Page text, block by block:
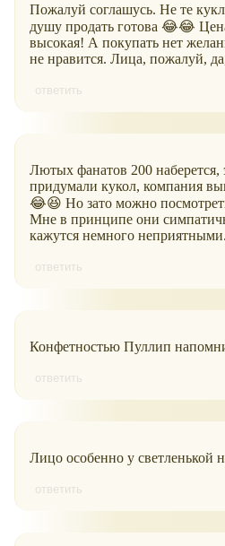
Пожалуй соглашусь. Не те
душу продать готова 😂😂
высокая! А покупать нет
не нравится. Лица, пожалуй,
ответить
Лютых фанатов 200 наберется,
придумали кукол, компания
😂😆 Но зато можно
Мне в принципе они
кажутся немного неприятными.
ответить
Конфетностью Пуллип
ответить
Лицо особенно у светленькой
ответить